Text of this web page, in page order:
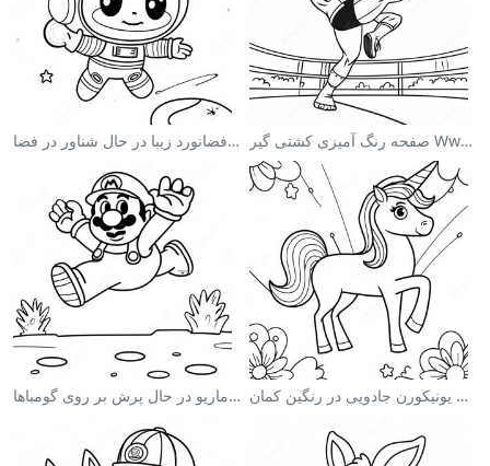
صفحه رنگ آمیزی فضانورد زیبا در حال شناور در فضا صفحه رنگ آمیزی کشتی گیر Wwe در حال پرش بر روی حریف
صفحه رنگ آمیزی ماریو در حال پرش بر روی گومباها صفحه رنگ آمیزی یونیکورن جادویی در رنگین کمان